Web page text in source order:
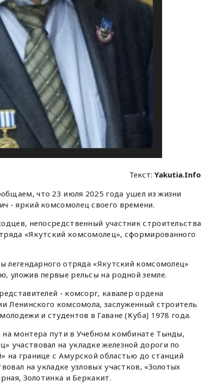
Текст:Yakutia.Info
что 23 июля 2025 года ушел из жизни
- яркий комсомолец своего времени.
непосредственный участник строительства
«Якутский комсомолец», сформированного
легендарного отряда «Якутский комсомолец»
уложив первые рельсы на родной земле.
- комсорг, кавалер ордена
Ленинского комсомола, заслуженный строитель
и студентов в Гаване (Куба) 1978 года.
монтера пути в Учебном комбинате Тынды,
участвовал на укладке железной дороги по
на границе с Амурской областью до станций
на укладке узловых участков, «Золотых
Золотинка и Беркакит.